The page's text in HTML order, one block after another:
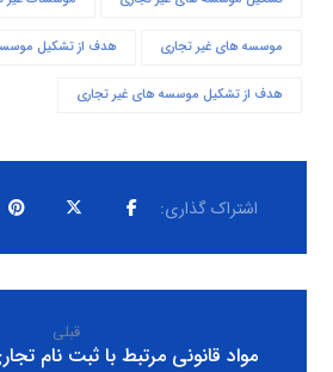
موسسه های غیر تجاری هدف از تشکیل
هدف از تشکیل موسسه های غیر تجاری
قبلی
مواد قانونی مرتبط با ثبت نام